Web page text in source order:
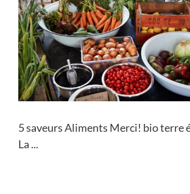
5 saveurs Aliments Merci! bio terre
La ...